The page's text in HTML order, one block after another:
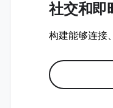
社交和即
构建能够连接